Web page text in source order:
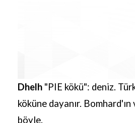
Dhelh "PIE kökü": deniz.
köküne dayanır.
böyle.